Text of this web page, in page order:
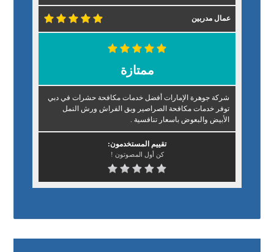
عمال مدربين
ممتازة
شركة جوهرة الإمارات أفضل خدمات مكافحة حشرات في دبي
توفر خدمات مكافحة الصراصير وبق الفراش ورش النمل
الأبيض والبعوض باسعار تنافسية .
تقييم المستخدمون:
كن أول المصوتون !